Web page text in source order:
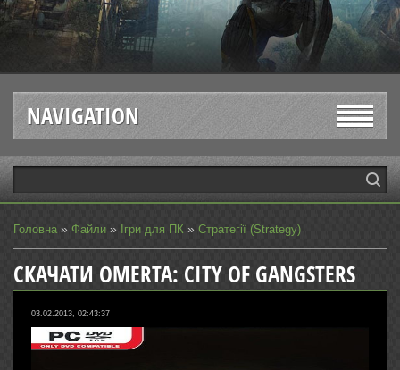
NAVIGATION
Головна » Файли » Ігри для ПК » Стратегії (Strategy)
СКАЧАТИ OMERTA: CITY OF GANGSTERS
03.02.2013, 02:43:37